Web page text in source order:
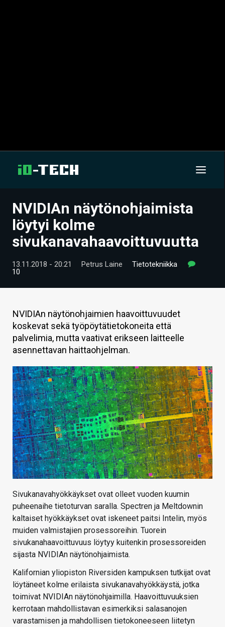
UUTISET
ARTIKKELIT
VIDEOT
HINTA.FI
KAUPPA
VAIHDA TEEMA
HAKU
NVIDIAn näytönohjaimista
löytyi kolme
sivukanavahaavoittuvuutta
13.11.2018 - 20:21 Petrus Laine
Tietotekniikka
10
NVIDIAn näytönohjaimien haavoittuvuudet
koskevat sekä työpöytätietokoneita että
palvelimia, mutta vaativat erikseen laitteelle
asennettavan haittaohjelman.
Sivukanavahyökkäykset ovat olleet vuoden kuumin
puheenaihe tietoturvan saralla. Spectren ja Meltdownin
kaltaiset hyökkäykset ovat iskeneet paitsi Intelin, myös
muiden valmistajien prosessoreihin. Tuorein
sivukanahaavoittuvuus löytyy kuitenkin prosessoreiden
sijasta NVIDIAn näytönohjaimista.
Kalifornian yliopiston Riversiden kampuksen tutkijat ovat
löytäneet kolme erilaista sivukanavahyökkäystä, jotka
toimivat NVIDIAn näytönohjaimilla. Haavoittuvuuksien
kerrotaan mahdollistavan esimerkiksi salasanojen
varastamisen ja mahdollisen tietokoneeseen liitetyn